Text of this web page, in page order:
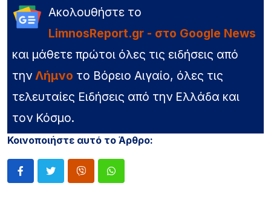
Ακολουθήστε το
LimnosReport.gr - στο Google News
και μάθετε πρώτοι όλες τις ειδήσεις από
την Λήμνο το Βόρειο Αιγαίο, όλες τις
τελευταίες Ειδήσεις από την Ελλάδα και
τον Κόσμο.
Κοινοποιήστε αυτό το Άρθρο: